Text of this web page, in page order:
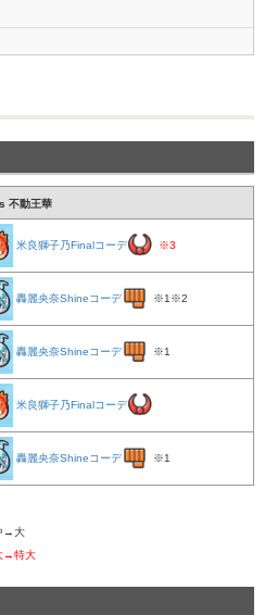
不動王華
米良獅子乃Finalコーデ ※3
轟麗央奈Shineコーデ ※1※2
轟麗央奈Shineコーデ ※1
米良獅子乃Finalコーデ
轟麗央奈Shineコーデ ※1
→大
→特大